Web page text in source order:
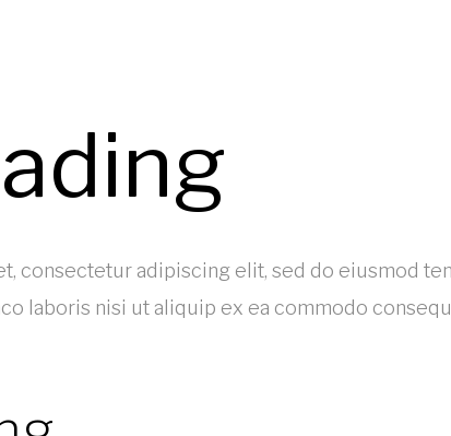
consectetur adipiscing elit, sed do eiusmod
laboris nisi ut aliquip ex ea commodo